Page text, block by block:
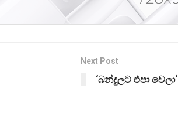
Next Post
‘බන්දුලට එපා වෙලා‘